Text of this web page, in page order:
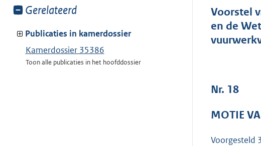
Toon
van:
Gerelateerd
Publicaties in kamerdossier
Kamerdossier 35386
Toon alle publicaties in het hoofddossier
Voorstel
en de
Nr. 18
MOTIE
Voorgesteld